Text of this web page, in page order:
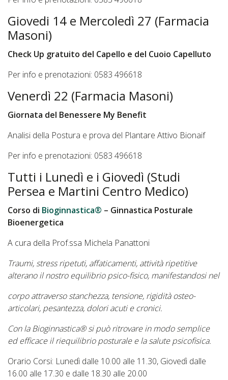
Giovedi 14 e Mercoledì 27 (Farmacia
Masoni)
Check Up gratuito del Capello e del Cuoio Capelluto
Per info e prenotazioni: 0583 496618
Venerdì 22 (Farmacia Masoni)
Giornata del Benessere My Benefit
Analisi della Postura e prova del Plantare Attivo Bionaif
Per info e prenotazioni: 0583 496618
Tutti i Lunedì e i Giovedì (Studi
Persea e Martini Centro Medico)
Corso di Bioginnastica® – Ginnastica Posturale
Bioenergetica
A cura della Prof.ssa Michela Panattoni
Traumi, stress ripetuti, affaticamenti, attività ripetitive
alterano il nostro equilibrio psico-fisico, manifestandosi nel
corpo attraverso stanchezza, tensione, rigidità osteo-
articolari, pesantezza, dolori acuti e cronici.
Con la Bioginnastica® si può ritrovare in modo semplice
ed efficace il riequilibrio posturale e la salute psicofisica.
Orario Corsi: Lunedì dalle 10.00 alle 11.30, Giovedì dalle
16.00 alle 17.30 e dalle 18.30 alle 20.00